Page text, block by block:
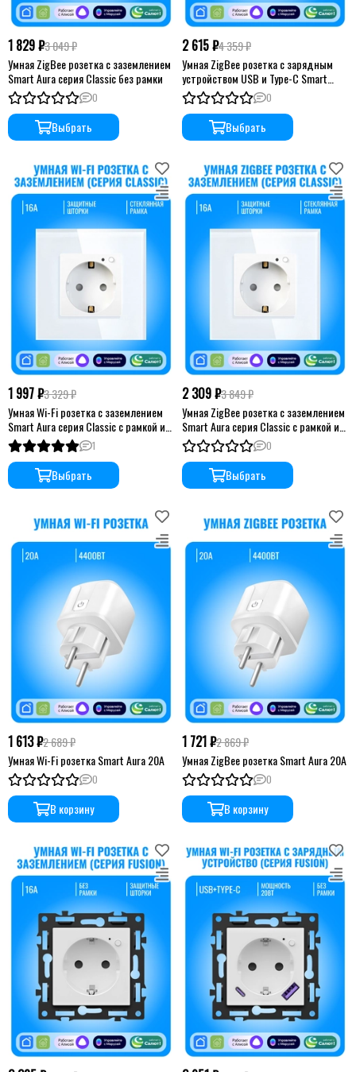
1 829 ₽3 049 ₽
Умная ZigBee розетка с заземлением
Smart Aura серия Classic без рамки
0
Выбрать
2 615 ₽4 359 ₽
Умная ZigBee розетка с зарядным
устройством USB и Type-C Smart
Aura серия Classic без рамки
0
Выбрать
1 997 ₽3 329 ₽
Умная Wi-Fi розетка с заземлением
Smart Aura серия Classic с рамкой из
стекла
1
Выбрать
2 309 ₽3 849 ₽
Умная ZigBee розетка с заземлением
Smart Aura серия Classic с рамкой из
стекла
0
Выбрать
1 613 ₽2 689 ₽
Умная Wi-Fi розетка Smart Aura 20А
0
В корзину
1 721 ₽2 869 ₽
Умная ZigBee розетка Smart Aura 20А
0
В корзину